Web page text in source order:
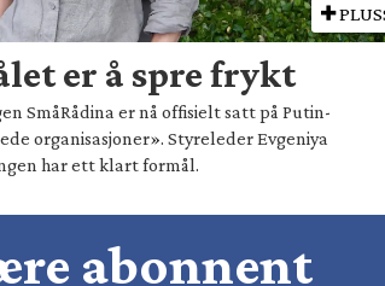
er å spre frykt
SmåRådina er nå offisielt satt på Putin-
organisasjoner». Styreleder Evgeniya
har ett klart formål.
abonnent